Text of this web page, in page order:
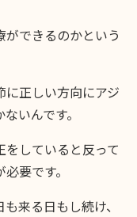
できるのかという
に正しい方向にアジ
いんです。
していると反って
要です。
来る日もし続け、